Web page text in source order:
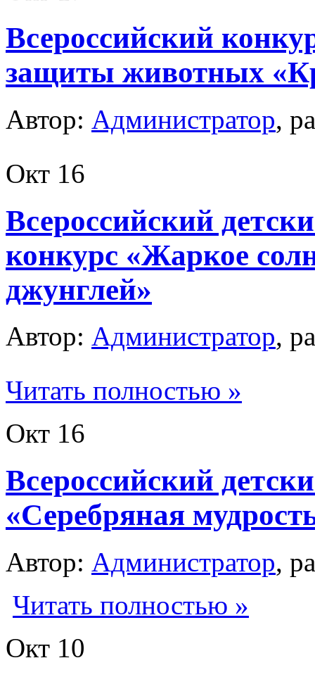
Всероссийский
защиты животных
Автор: Администратор,
Окт 16
Всероссийский
конкурс «Жаркое
джунглей»
Автор: Администратор,
Читать полностью »
Окт 16
Всероссийский
«Серебряная
Автор: Администратор,
Читать полностью »
Окт 10